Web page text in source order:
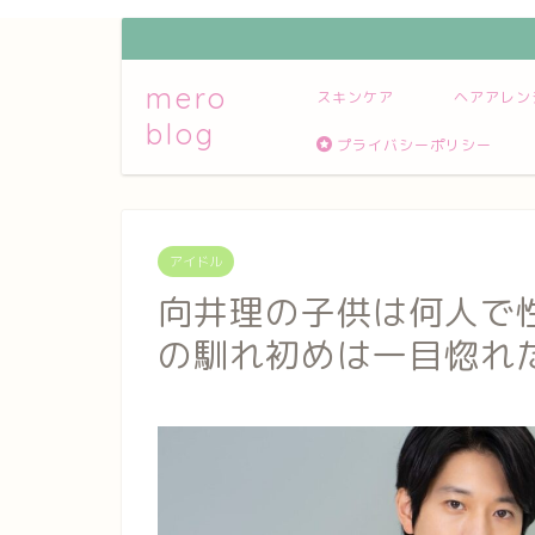
mero
blog
スキンケア ヘアアレン
プライバシーポリシー
アイドル
向井理の子供は何人
の馴れ初めは一目惚れ